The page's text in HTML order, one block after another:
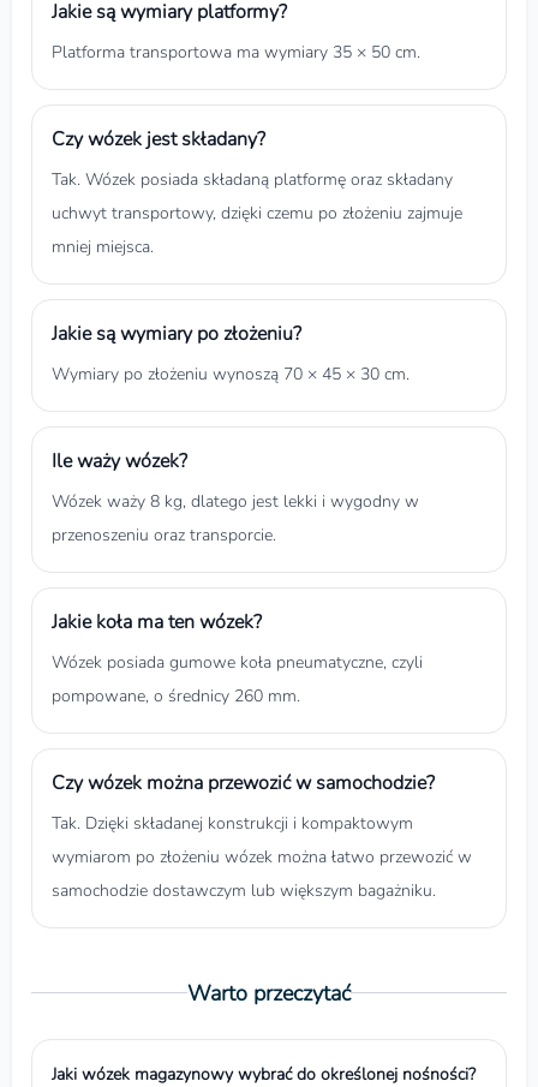
Jakie są wymiary platformy?
Platforma transportowa ma wymiary 35 × 50 cm.
Czy wózek jest składany?
Tak. Wózek posiada składaną platformę oraz składany
uchwyt transportowy, dzięki czemu po złożeniu zajmuje
mniej miejsca.
Jakie są wymiary po złożeniu?
Wymiary po złożeniu wynoszą 70 × 45 × 30 cm.
Ile waży wózek?
Wózek waży 8 kg, dlatego jest lekki i wygodny w
przenoszeniu oraz transporcie.
Jakie koła ma ten wózek?
Wózek posiada gumowe koła pneumatyczne, czyli
pompowane, o średnicy 260 mm.
Czy wózek można przewozić w samochodzie?
Tak. Dzięki składanej konstrukcji i kompaktowym
wymiarom po złożeniu wózek można łatwo przewozić w
samochodzie dostawczym lub większym bagażniku.
Warto przeczytać
Jaki wózek magazynowy wybrać do określonej nośności?